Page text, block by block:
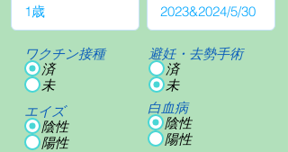
ワクチン接種
済
未
エイズ
陰性
陽性
避妊・去勢手術
済
未
白血病
陰性
陽性